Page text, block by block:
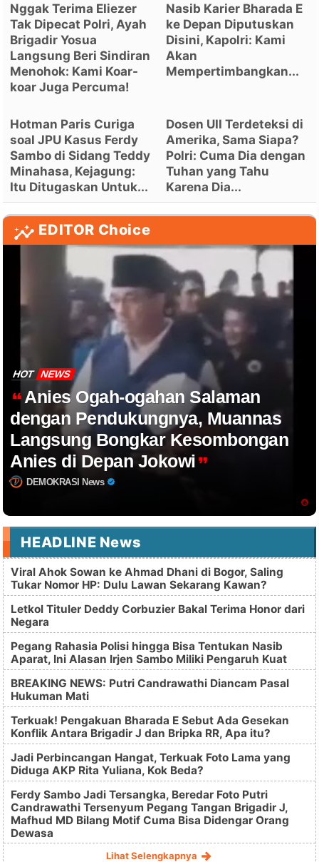
Nggak Terima Eliezer
Tak Dipecat Polri, Ayah
Brigadir Yosua
Langsung Beri Sindiran
Menohok: Kami Koar-
koar Juga Percuma!
Nasib Karier Bharada E
ke Depan Diputuskan
Disini, Kapolri: Kami
Akan
Mempertimbangkan...
Hotman Paris Curiga
soal JPU Kasus Ferdy
Sambo di Sidang Teddy
Minahasa, Kejagung:
Itu Ditugaskan Untuk...
Dosen UII Terdeteksi di
Amerika, Sama Siapa?
Polri: Cuma Dia dengan
Tuhan yang Tahu
Karena Dia...
EDITOR Choice
HOT NEWS
Anies Ogah-ogahan Salaman
dengan Pendukungnya, Muannas
Langsung Bongkar Kesombongan
Anies di Depan Jokowi
DEMOKRASI News
HEADLINE News
Viral Ahok Sowan ke Ahmad Dhani di Bogor, Saling
Tukar Nomor HP: Dulu Lawan Sekarang Kawan?
Letkol Tituler Deddy Corbuzier Bakal Terima Honor dari
Negara
Pegang Rahasia Polisi hingga Bisa Tentukan Nasib
Aparat, Ini Alasan Irjen Sambo Miliki Pengaruh Kuat
BREAKING NEWS: Putri Candrawathi Diancam Pasal
Hukuman Mati
Terkuak! Pengakuan Bharada E Sebut Ada Gesekan
Konflik Antara Brigadir J dan Bripka RR, Apa itu?
Jadi Perbincangan Hangat, Terkuak Foto Lama yang
Diduga AKP Rita Yuliana, Kok Beda?
Ferdy Sambo Jadi Tersangka, Beredar Foto Putri
Candrawathi Tersenyum Pegang Tangan Brigadir J,
Mafhud MD Bilang Motif Cuma Bisa Didengar Orang
Dewasa
Lihat Selengkapnya